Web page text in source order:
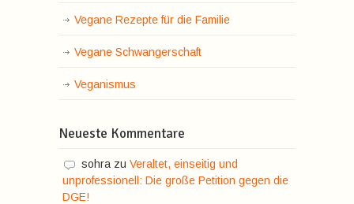
Vegane Rezepte für die Familie
Vegane Schwangerschaft
Veganismus
Neueste Kommentare
sohra zu Veraltet, einseitig und
unprofessionell: Die große Petition gegen die
DGE!